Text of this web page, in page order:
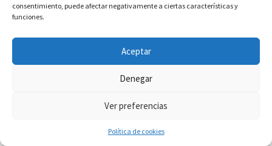
consentimiento, puede afectar negativamente a ciertas características y
funciones.
Aceptar
Denegar
Ver preferencias
Política de cookies
Política de Privacidad
© 2026 Dra. Eva Jiménez